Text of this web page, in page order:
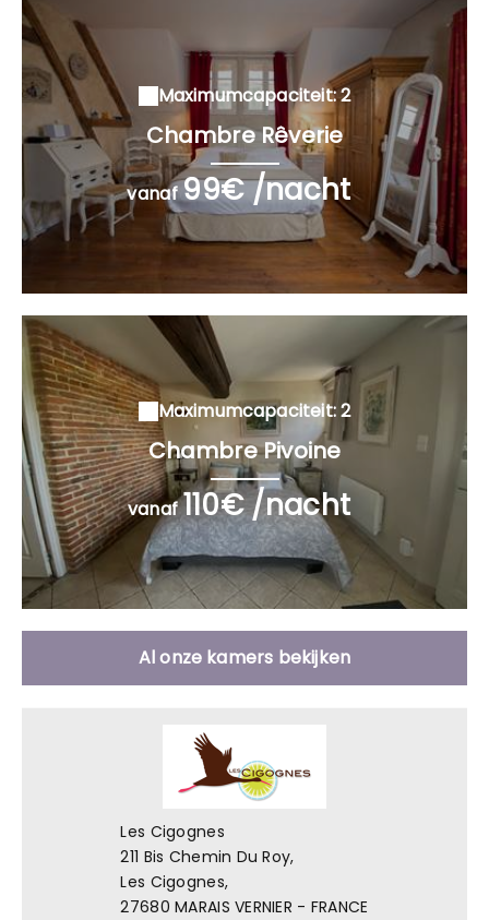
Maximumcapaciteit: 2
Chambre Rêverie
vanaf99€ /nacht
Maximumcapaciteit: 2
Chambre Pivoine
vanaf110€ /nacht
Al onze kamers bekijken
Les Cigognes
211 Bis Chemin Du Roy,
Les Cigognes,
27680 MARAIS VERNIER - FRANCE